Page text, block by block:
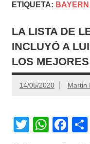
ETIQUETA:
LA LISTA DE
INCLUYÓ A
LOS
14/05/2020 Martin
T
W
F